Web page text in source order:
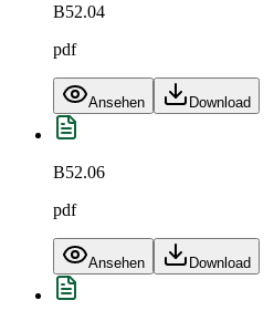
B52.04
pdf
Ansehen Download
B52.06
pdf
Ansehen Download